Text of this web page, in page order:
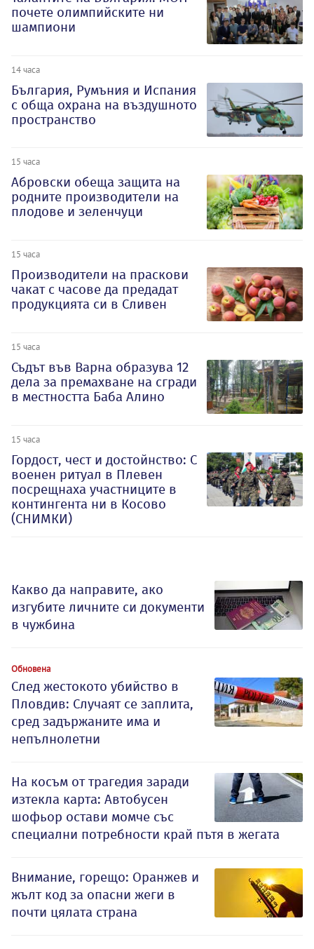
почете олимпийските ни
шампиони
14 часа
България, Румъния и Испания
с обща охрана на въздушното
пространство
15 часа
Абровски обеща защита на
родните производители на
плодове и зеленчуци
15 часа
Производители на праскови
чакат с часове да предадат
продукцията си в Сливен
15 часа
Съдът във Варна образува 12
дела за премахване на сгради
в местността Баба Алино
15 часа
Гордост, чест и достойнство: С
военен ритуал в Плевен
посрещнаха участниците в
контингента ни в Косово
(СНИМКИ)
Какво да направите, ако
изгубите личните си документи
в чужбина
Обновена
След жестокото убийство в
Пловдив: Случаят се заплита,
сред задържаните има и
непълнолетни
На косъм от трагедия заради
изтекла карта: Автобусен
шофьор остави момче със
специални потребности край пътя в жегата
Внимание, горещо: Оранжев и
жълт код за опасни жеги в
почти цялата страна